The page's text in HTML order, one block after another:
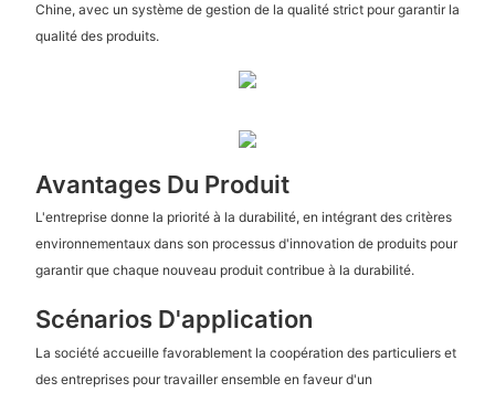
Chine, avec un système de gestion de la qualité strict pour garantir la
qualité des produits.
Avantages Du Produit
L'entreprise donne la priorité à la durabilité, en intégrant des critères
environnementaux dans son processus d'innovation de produits pour
garantir que chaque nouveau produit contribue à la durabilité.
Scénarios D'application
La société accueille favorablement la coopération des particuliers et
des entreprises pour travailler ensemble en faveur d'un